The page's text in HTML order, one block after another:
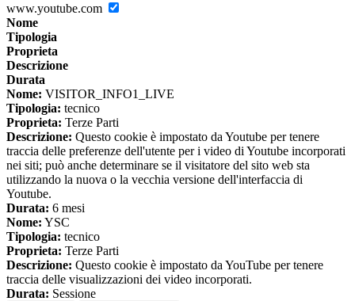
www.youtube.com
Nome
Tipologia
Proprieta
Descrizione
Durata
Nome: VISITOR_INFO1_LIVE
Tipologia: tecnico
Proprieta: Terze Parti
Descrizione: Questo cookie è impostato da Youtube per tenere
traccia delle preferenze dell'utente per i video di Youtube incorporati
nei siti; può anche determinare se il visitatore del sito web sta
utilizzando la nuova o la vecchia versione dell'interfaccia di
Youtube.
Durata: 6 mesi
Nome: YSC
Tipologia: tecnico
Proprieta: Terze Parti
Descrizione: Questo cookie è impostato da YouTube per tenere
traccia delle visualizzazioni dei video incorporati.
Durata: Sessione